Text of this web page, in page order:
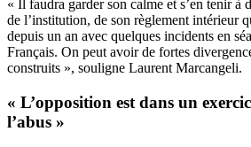
« Il faudra garder son calme et s’en tenir à
de l’institution, de son règlement intérieur
depuis un an avec quelques incidents en
Français. On peut avoir de fortes
construits », souligne Laurent Marcangeli.
« L’opposition est dans un
l’abus »